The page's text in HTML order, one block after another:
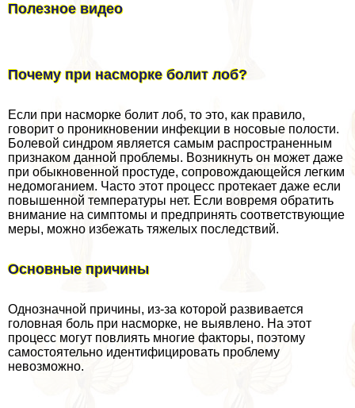
Полезное видео
Почему при насморке болит лоб?
Если при насморке болит лоб, то это, как правило,
говорит о проникновении инфекции в носовые полости.
Болевой синдром является самым распространенным
признаком данной проблемы. Возникнуть он может даже
при обыкновенной простуде, сопровождающейся легким
недомоганием. Часто этот процесс протекает даже если
повышенной температуры нет. Если вовремя обратить
внимание на симптомы и предпринять соответствующие
меры, можно избежать тяжелых последствий.
Основные причины
Однозначной причины, из-за которой развивается
головная боль при насморке, не выявлено. На этот
процесс могут повлиять многие факторы, поэтому
самостоятельно идентифицировать проблему
невозможно.